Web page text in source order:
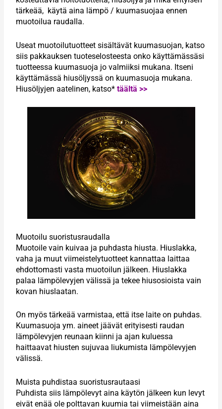
tärkeää, käytä aina lämpö / kuumasuojaa ennen
muotoilua raudalla.
Useat muotoilutuotteet sisältävät kuumasuojan, katso
siis pakkauksen tuoteselosteesta onko käyttämässäsi
tuotteessa kuumasuoja jo valmiiksi mukana. Itseni
käyttämässä hiusöljyssä on kuumasuoja mukana.
Hiusöljyjen aatelinen, katso*täältä >>
Muotoilu suoristusraudalla
Muotoile vain kuivaa ja puhdasta hiusta. Hiuslakka,
vaha ja muut viimeistelytuotteet kannattaa laittaa
ehdottomasti vasta muotoilun jälkeen. Hiuslakka
palaa lämpölevyjen välissä ja tekee hiusosioista vain
kovan hiuslaatan.
On myös tärkeää varmistaa, että itse laite on puhdas.
Kuumasuoja ym. aineet jäävät erityisesti raudan
lämpölevyjen reunaan kiinni ja ajan kuluessa
haittaavat hiusten sujuvaa liukumista lämpölevyjen
välissä.
Muista puhdistaa suoristusrautaasi
Puhdista siis lämpölevyt aina käytön jälkeen kun levyt
eivät enää ole polttavan kuumia tai viimeistään aina